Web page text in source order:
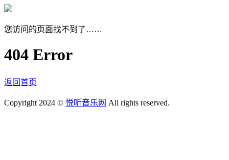
您访问的页面找不到了……
404 Error
返回首页
Copyright 2024 © 悦听音乐网 All rights reserved.